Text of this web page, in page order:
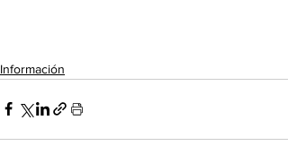
Información